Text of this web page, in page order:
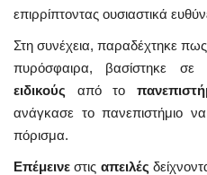
επιρρίπτοντας ουσιαστικά
Στη συνέχεια, παραδέχτηκε
πυρόσφαιρα, βασίστηκε σε
ειδικούς από το
ανάγκασε το πανεπιστήμιο
πόρισμα.
Επέμεινεστις απειλές